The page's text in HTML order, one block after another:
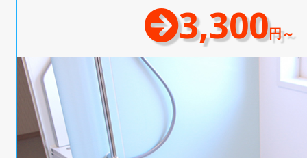
3,300円～